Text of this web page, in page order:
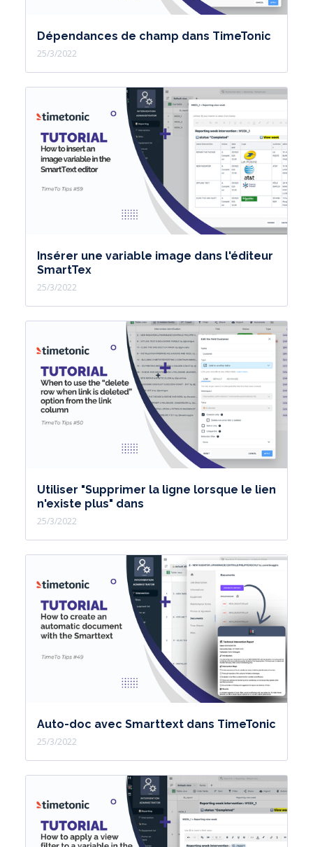
Dépendances de champ dans TimeTonic
25/3/2022
Insérer une variable image dans l'éditeur
SmartTex
25/3/2022
Utiliser "Supprimer la ligne lorsque le lien
n'existe plus" dans
25/3/2022
Auto-doc avec Smarttext dans TimeTonic
25/3/2022